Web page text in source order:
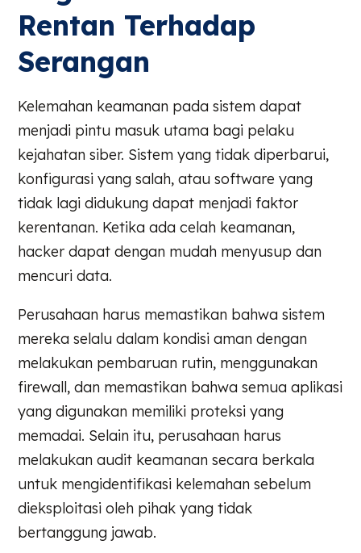
Rentan Terhadap
Serangan
Kelemahan keamanan pada sistem dapat
menjadi pintu masuk utama bagi pelaku
kejahatan siber. Sistem yang tidak diperbarui,
konfigurasi yang salah, atau software yang
tidak lagi didukung dapat menjadi faktor
kerentanan. Ketika ada celah keamanan,
hacker dapat dengan mudah menyusup dan
mencuri data.
Perusahaan harus memastikan bahwa sistem
mereka selalu dalam kondisi aman dengan
melakukan pembaruan rutin, menggunakan
firewall, dan memastikan bahwa semua aplikasi
yang digunakan memiliki proteksi yang
memadai. Selain itu, perusahaan harus
melakukan audit keamanan secara berkala
untuk mengidentifikasi kelemahan sebelum
dieksploitasi oleh pihak yang tidak
bertanggung jawab.